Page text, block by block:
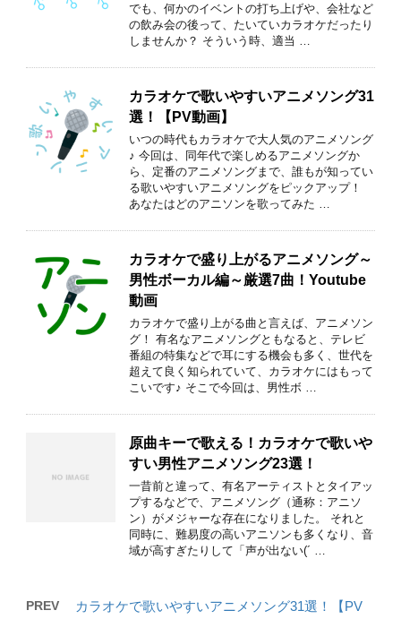
でも、何かのイベントの打ち上げや、会社など
の飲み会の後って、たいていカラオケだったり
しませんか？ そういう時、適当 …
カラオケで歌いやすいアニメソング31
選！【PV動画】
いつの時代もカラオケで大人気のアニメソング
♪ 今回は、同年代で楽しめるアニメソングか
ら、定番のアニメソングまで、誰もが知ってい
る歌いやすいアニメソングをピックアップ！
あなたはどのアニソンを歌ってみた …
カラオケで盛り上がるアニメソング～
男性ボーカル編～厳選7曲！Youtube
動画
カラオケで盛り上がる曲と言えば、アニメソン
グ！ 有名なアニメソングともなると、テレビ
番組の特集などで耳にする機会も多く、世代を
超えて良く知られていて、カラオケにはもって
こいです♪ そこで今回は、男性ボ …
原曲キーで歌える！カラオケで歌いや
すい男性アニメソング23選！
一昔前と違って、有名アーティストとタイアッ
プするなどで、アニメソング（通称：アニソ
ン）がメジャーな存在になりました。 それと
同時に、難易度の高いアニソンも多くなり、音
域が高すぎたりして「声が出ない(´ …
PREV
カラオケで歌いやすいアニメソング31選！【PV